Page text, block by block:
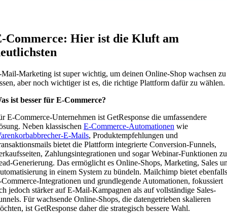
Commerce: Hier ist die Kluft am
Marketing ist super wichtig, um deinen Online-Shop wachsen zu
aber noch wichtiger ist es, die richtige Plattform dafür zu wählen.
ist besser für E-Commerce?
E-Commerce-Unternehmen ist GetResponse die umfassendere
Neben klassischen E-Commerce-Automationen wie
E-Mails, Produktempfehlungen und
bietet die Plattform integrierte Conversion-Funnels,
Zahlungsintegrationen und sogar Webinar-Funktionen
Generierung. Das ermöglicht es Online-Shops, Marketing, Sales
in einem System zu bündeln. Mailchimp bietet ebenfalls
Integrationen und grundlegende Automationen, fokussiert
jedoch stärker auf E-Mail-Kampagnen als auf vollständige Sales-
Für wachsende Online-Shops, die datengetrieben skalieren
ist GetResponse daher die strategisch bessere Wahl.